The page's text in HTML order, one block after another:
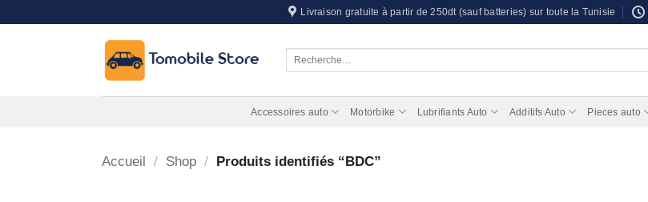
au
Livraison gratuite à partir de 250dt (sauf batteries) sur toute la Tunisie
Accessoires auto Motorbike Lubrifiants Auto Additifs Auto Pieces auto
Accueil / Shop / Produits identifiés “BDC”